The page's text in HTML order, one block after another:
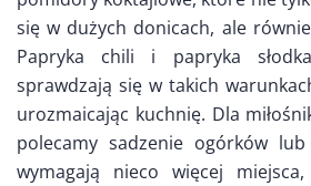
się w dużych donicach, ale
Papryka chili i papryka
sprawdzają się w takich
urozmaicając kuchnię. Dla
polecamy sadzenie ogórków
wymagają nieco więcej